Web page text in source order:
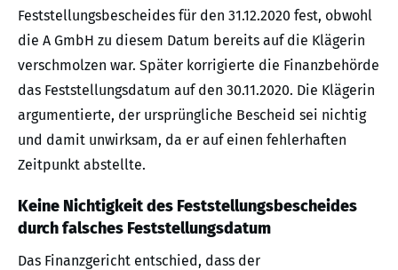
Feststellungsbescheides für den 31.12.2020 fest, obwohl
die A GmbH zu diesem Datum bereits auf die Klägerin
verschmolzen war. Später korrigierte die Finanzbehörde
das Feststellungsdatum auf den 30.11.2020. Die Klägerin
argumentierte, der ursprüngliche Bescheid sei nichtig
und damit unwirksam, da er auf einen fehlerhaften
Zeitpunkt abstellte.
Keine Nichtigkeit des Feststellungsbescheides
durch falsches Feststellungsdatum
Das Finanzgericht entschied, dass der